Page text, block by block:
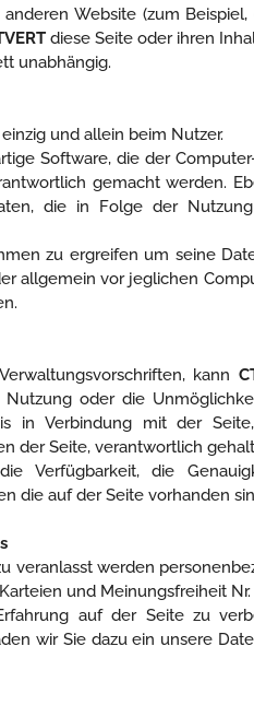
Website (zum
diese Seite oder ihren
unabhängig.
und allein beim Nutzer.
Software, die der
gemacht werden.
die in Folge der
zu ergreifen um seine
allgemein vor jeglichen
kann
oder die
in Verbindung mit der
der Seite, verantwortlich
Verfügbarkeit, die
die auf der Seite vorhanden
veranlasst werden
und Meinungsfreiheit Nr.
auf der Seite zu
wir Sie dazu ein unsere